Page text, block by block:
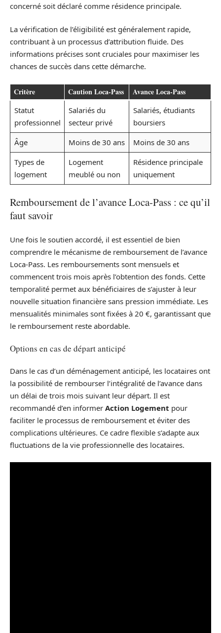
concerné soit déclaré comme résidence principale.
La vérification de l’éligibilité est généralement rapide,
contribuant à un processus d’attribution fluide. Des
informations précises sont cruciales pour maximiser les
chances de succès dans cette démarche.
Critère Caution Loca-Pass Avance Loca-Pass
Statut
professionnel
Salariés du
secteur privé
Salariés, étudiants
boursiers
Âge
Moins de 30 ans
Moins de 30 ans
Types de
logement
Logement
meublé ou non
Résidence principale
uniquement
Remboursement de l’avance Loca-Pass : ce qu’il
faut savoir
Une fois le soutien accordé, il est essentiel de bien
comprendre le mécanisme de remboursement de l’avance
Loca-Pass. Les remboursements sont mensuels et
commencent trois mois après l’obtention des fonds. Cette
temporalité permet aux bénéficiaires de s’ajuster à leur
nouvelle situation financière sans pression immédiate. Les
mensualités minimales sont fixées à 20 €, garantissant que
le remboursement reste abordable.
Options en cas de départ anticipé
Dans le cas d’un déménagement anticipé, les locataires ont
la possibilité de rembourser l’intégralité de l’avance dans
un délai de trois mois suivant leur départ. Il est
recommandé d’en informer Action Logement pour
faciliter le processus de remboursement et éviter des
complications ultérieures. Ce cadre flexible s’adapte aux
fluctuations de la vie professionnelle des locataires.